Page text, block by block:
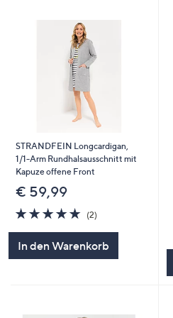
STRANDFEIN Longcardigan,
1/1-Arm Rundhalsausschnitt mit
Kapuze offene Front
€ 59,99
5.0
von
(2)2
In den Warenkorb